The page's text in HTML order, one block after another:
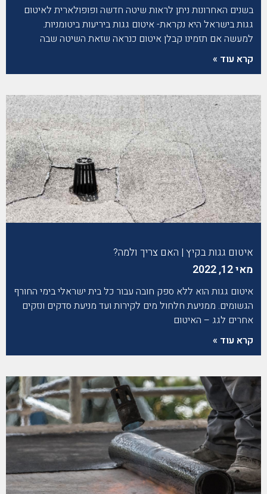
בשנים האחרונות ניתן לראות שיטה חדשה ופופולארית לאיטום
גגות בישראל היא נקראת- איטום גגות ביריעות ביטומניות.
למעשה אם תזמינו קבלן איטום כנראה שזאת השיטה שבה
קרא עוד »
איטום גגות בקיץ | האם צריך ולמה?
מאי 12, 2022
איטום גגות הוא ללא ספק חובה עבור כל בית ישראלי בימי החורף
הגשומים. ממניעת חלחול מים לקירות ועד מניעת סדקים ונזקים
אחרים לגג – האיטום
קרא עוד »